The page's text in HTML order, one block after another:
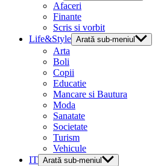
Afaceri
Finante
Scris si vorbit
Life&Style Arată sub-meniul
Arta
Boli
Copii
Educatie
Mancare si Bautura
Moda
Sanatate
Societate
Turism
Vehicule
IT Arată sub-meniul